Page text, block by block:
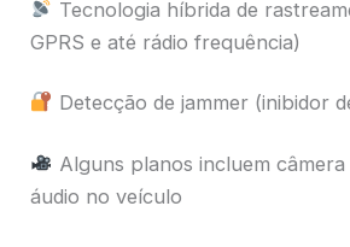
Tecnologia híbrida de
GPRS e até rádio frequência)
Detecção de jammer (inibidor
Alguns planos incluem
áudio no veículo